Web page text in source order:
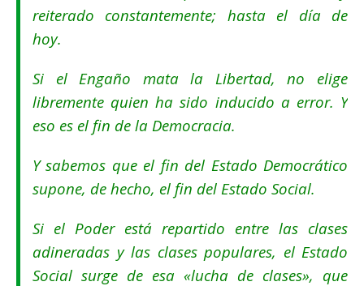
reiterado constantemente; hasta el día de
hoy.
Si el Engaño mata la Libertad, no elige
libremente quien ha sido inducido a error. Y
eso es el fin de la Democracia.
Y sabemos que el fin del Estado Democrático
supone, de hecho, el fin del Estado Social.
Si el Poder está repartido entre las clases
adineradas y las clases populares, el Estado
Social surge de esa «lucha de clases», que